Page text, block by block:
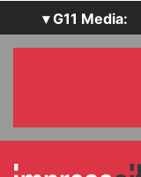
▾ G11 Media:
SecurityOpenLab